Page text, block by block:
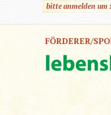
bitte anmelden um
FÖRDERER/